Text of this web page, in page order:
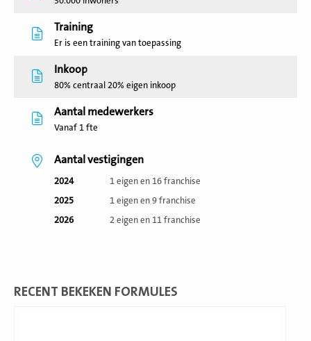
Training
Er is een training van toepassing
Inkoop
80% centraal 20% eigen inkoop
Aantal medewerkers
Vanaf 1 fte
Aantal vestigingen
2024
1 eigen en 16 franchise
2025
1 eigen en 9 franchise
2026
2 eigen en 11 franchise
RECENT BEKEKEN FORMULES